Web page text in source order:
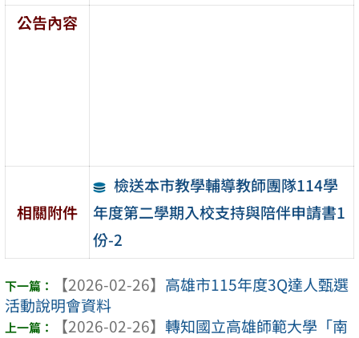
公告內容
相關附件
檢送本市教學輔導教師團隊114學
年度第二學期入校支持與陪伴申請書1
份-2
【2026-02-26】 高雄市115年度3Q達人甄選
活動說明會資料
【2026-02-26】 轉知國立高雄師範大學「南